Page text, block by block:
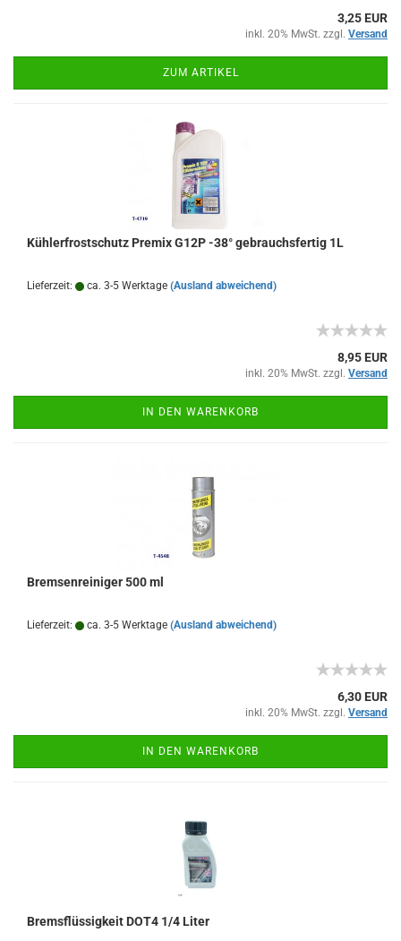
3,25 EUR
inkl. 20% MwSt. zzgl. Versand
ZUM ARTIKEL
Kühlerfrostschutz Premix G12P -38° gebrauchsfertig 1L
Lieferzeit: ca. 3-5 Werktage (Ausland abweichend)
8,95 EUR
inkl. 20% MwSt. zzgl. Versand
IN DEN WARENKORB
Bremsenreiniger 500 ml
Lieferzeit: ca. 3-5 Werktage (Ausland abweichend)
6,30 EUR
inkl. 20% MwSt. zzgl. Versand
IN DEN WARENKORB
Bremsflüssigkeit DOT4 1/4 Liter